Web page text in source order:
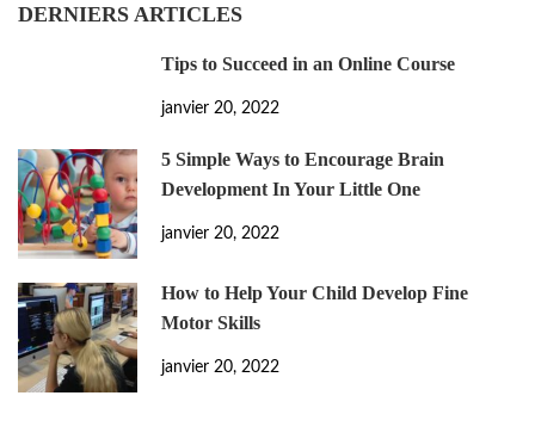
DERNIERS ARTICLES
Tips to Succeed in an Online Course
janvier 20, 2022
5 Simple Ways to Encourage Brain
Development In Your Little One
janvier 20, 2022
How to Help Your Child Develop Fine
Motor Skills
janvier 20, 2022